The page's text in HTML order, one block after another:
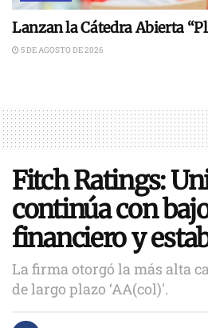
Lanzan la Cátedra Abierta
5 DE AGOSTO DE 2026
Fitch Ratings:
continúa con
financiero y
La firma otorgó la más alta
de largo plazo ‘AA(col)'.